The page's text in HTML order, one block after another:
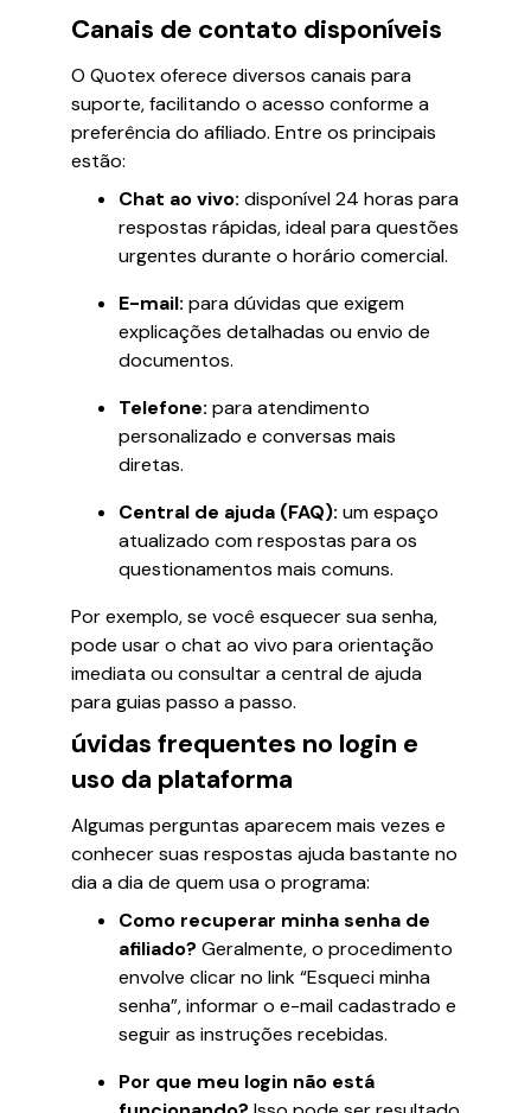
Canais de contato disponíveis
O Quotex oferece diversos canais para
suporte, facilitando o acesso conforme a
preferência do afiliado. Entre os principais
estão:
Chat ao vivo: disponível 24 horas para
respostas rápidas, ideal para questões
urgentes durante o horário comercial.
E-mail: para dúvidas que exigem
explicações detalhadas ou envio de
documentos.
Telefone: para atendimento
personalizado e conversas mais
diretas.
Central de ajuda (FAQ): um espaço
atualizado com respostas para os
questionamentos mais comuns.
Por exemplo, se você esquecer sua senha,
pode usar o chat ao vivo para orientação
imediata ou consultar a central de ajuda
para guias passo a passo.
úvidas frequentes no login e
uso da plataforma
Algumas perguntas aparecem mais vezes e
conhecer suas respostas ajuda bastante no
dia a dia de quem usa o programa:
Como recuperar minha senha de
afiliado? Geralmente, o procedimento
envolve clicar no link “Esqueci minha
senha”, informar o e-mail cadastrado e
seguir as instruções recebidas.
Por que meu login não está